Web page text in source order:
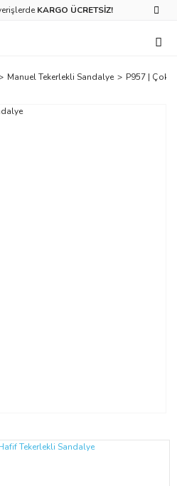
KARGO ÜCRETSİZ!
Manuel Tekerlekli Sandalye P957 | Çok